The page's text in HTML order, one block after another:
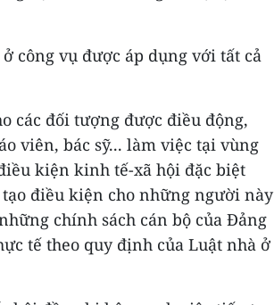
công vụ được áp dụng với tất cả
các đối tượng được điều động,
viên, bác sỹ... làm việc tại vùng
kiện kinh tế-xã hội đặc biệt
điều kiện cho những người này
chính sách cán bộ của Đảng
tế theo quy định của Luật nhà ở